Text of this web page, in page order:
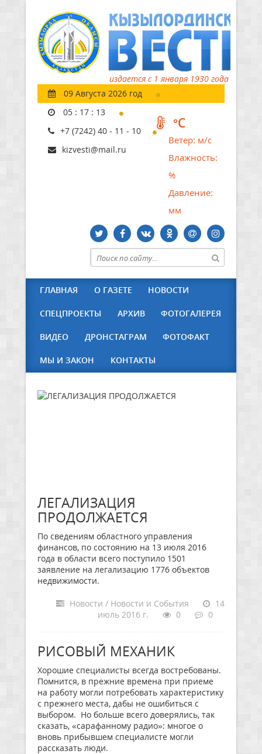
издается с 1 января 1930 года
09 Августа 2026 год
05 : 17 : 14
+7 (7242) 40 - 11 - 10
kizvesti@mail.ru
°C
Ветер: м/с
Влажность:
%
Давление:
мм
ГЛАВНАЯ О ГАЗЕТЕ НОВОСТИ
СПЕЦПРОЕКТЫ АРХИВ ФОТОГАЛЕРЕЯ
ВИДЕО ДРОНСТАГРАМ ФОТОФАКТ
МЫ И ЗАКОН КОНТАКТЫ
ЛЕГАЛИЗАЦИЯ
ПРОДОЛЖАЕТСЯ
По сведениям областного управления
финансов, по состоянию на 13 июля 2016
года в области всего поступило 1501
заявление на легализацию 1776 объектов
недвижимости.
Новости / Новости и События
14
июль 2016 г.
0 0
РИСОВЫЙ МЕХАНИК
Хорошие специалисты всегда востребованы.
Помнится, в прежние времена при приеме
на работу могли потребовать характеристику
с прежнего места, дабы не ошибиться с
выбором. Но больше всего доверялись, так
сказать, «сарафанному радио»: многое о
вновь прибывшем специалисте могли
рассказать люди.